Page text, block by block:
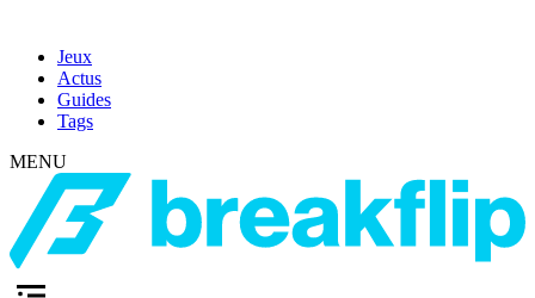
Jeux
Actus
Guides
Tags
MENU